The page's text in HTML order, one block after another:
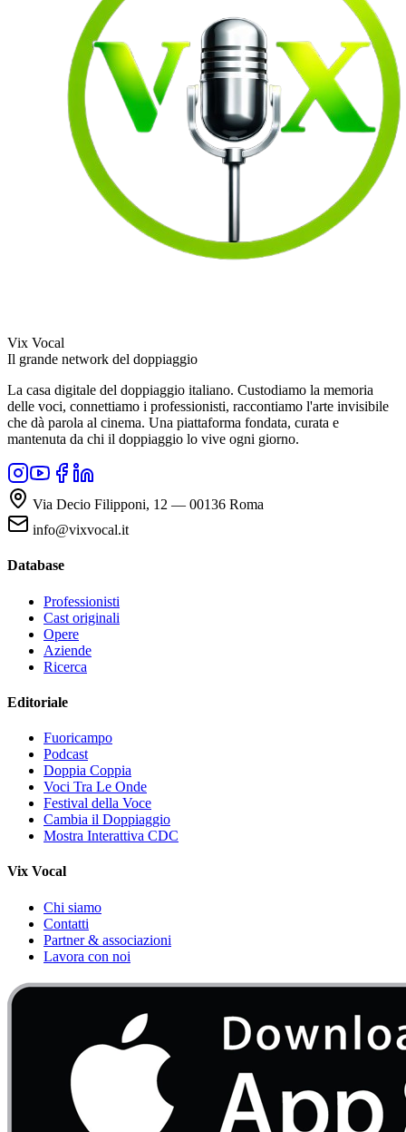
Vix Vocal
Il grande network del doppiaggio
La casa digitale del doppiaggio italiano. Custodiamo la memoria
delle voci, connettiamo i professionisti, raccontiamo l'arte invisibile
che dà parola al cinema. Una piattaforma fondata, curata e
mantenuta da chi il doppiaggio lo vive ogni giorno.
Via Decio Filipponi, 12 — 00136 Roma
info@vixvocal.it
Database
Professionisti
Cast originali
Opere
Aziende
Ricerca
Editoriale
Fuoricampo
Podcast
Doppia Coppia
Voci Tra Le Onde
Festival della Voce
Cambia il Doppiaggio
Mostra Interattiva CDC
Vix Vocal
Chi siamo
Contatti
Partner & associazioni
Lavora con noi